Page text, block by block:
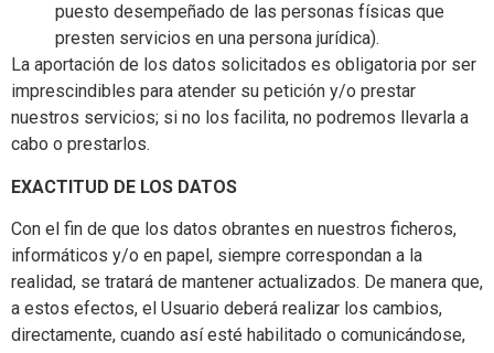
puesto desempeñado de las personas físicas que
presten servicios en una persona jurídica).
La aportación de los datos solicitados es obligatoria por ser
imprescindibles para atender su petición y/o prestar
nuestros servicios; si no los facilita, no podremos llevarla a
cabo o prestarlos.
EXACTITUD DE LOS DATOS
Con el fin de que los datos obrantes en nuestros ficheros,
informáticos y/o en papel, siempre correspondan a la
realidad, se tratará de mantener actualizados. De manera que,
a estos efectos, el Usuario deberá realizar los cambios,
directamente, cuando así esté habilitado o comunicándose,